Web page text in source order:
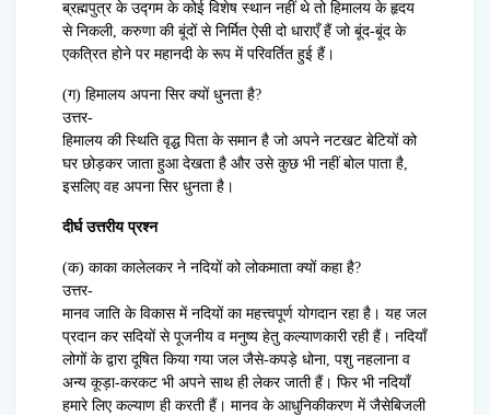
ब्रह्मपुत्र के उद्गम के कोई विशेष स्थान नहीं थे तो हिमालय के हृदय
से निकली, करुणा की बूंदों से निर्मित ऐसी दो धाराएँ हैं जो बूंद-बूंद के
एकत्रित होने पर महानदी के रूप में परिवर्तित हुई हैं।
(ग) हिमालय अपना सिर क्यों धुनता है?
उत्तर-
हिमालय की स्थिति वृद्ध पिता के समान है जो अपने नटखट बेटियों को
घर छोड़कर जाता हुआ देखता है और उसे कुछ भी नहीं बोल पाता है,
इसलिए वह अपना सिर धुनता है।
दीर्घ उत्तरीय प्रश्न
(क) काका कालेलकर ने नदियों को लोकमाता क्यों कहा है?
उत्तर-
मानव जाति के विकास में नदियों का महत्त्वपूर्ण योगदान रहा है। यह जल
प्रदान कर सदियों से पूजनीय व मनुष्य हेतु कल्याणकारी रही हैं। नदियाँ
लोगों के द्वारा दूषित किया गया जल जैसे-कपड़े धोना, पशु नहलाना व
अन्य कूड़ा-करकट भी अपने साथ ही लेकर जाती हैं। फिर भी नदियाँ
हमारे लिए कल्याण ही करती हैं। मानव के आधुनिकीकरण में जैसेबिजली